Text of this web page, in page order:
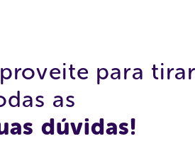
para tirar
as
dúvidas!